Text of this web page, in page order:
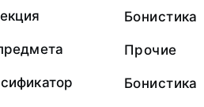
Бонистика
Прочие
Бонистика